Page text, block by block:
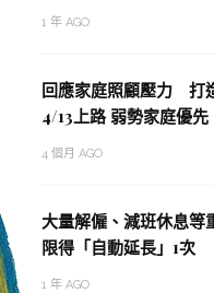
1 年 AGO
回應家庭照顧壓力 打
4/13上路 弱勢家庭優先
4 個月 AGO
大量解僱、減班休息等
限得「自動延長」1次
1 年 AGO